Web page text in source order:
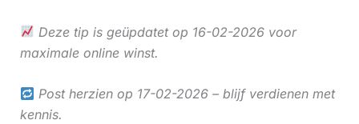
Deze tip is geüpdatet op 16-02-2026 voor
maximale online winst.
Post herzien op 17-02-2026 – blijf verdienen met
kennis.